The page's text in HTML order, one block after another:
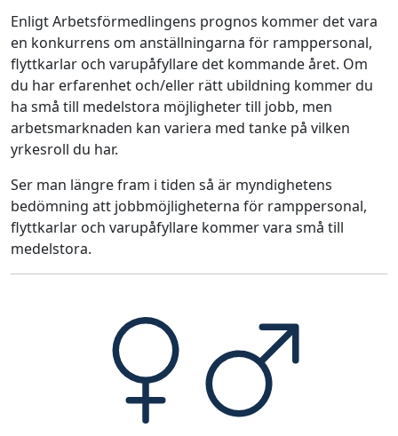
Enligt Arbetsförmedlingens prognos kommer det vara
en konkurrens om anställningarna för ramppersonal,
flyttkarlar och varupåfyllare det kommande året. Om
du har erfarenhet och/eller rätt ubildning kommer du
ha små till medelstora möjligheter till jobb, men
arbetsmarknaden kan variera med tanke på vilken
yrkesroll du har.
Ser man längre fram i tiden så är myndighetens
bedömning att jobbmöjligheterna för ramppersonal,
flyttkarlar och varupåfyllare kommer vara små till
medelstora.